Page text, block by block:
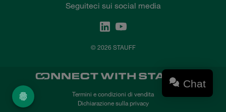
Seguiteci sui social media
© 2026 STAUFF
Termini e condizioni di vendita
Dichiarazione sulla privacy
Chat